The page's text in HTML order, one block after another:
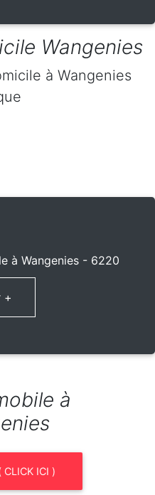
Wangenies
à Wangenies
à Wangenies - 6220
+
à
CLICK ICI )